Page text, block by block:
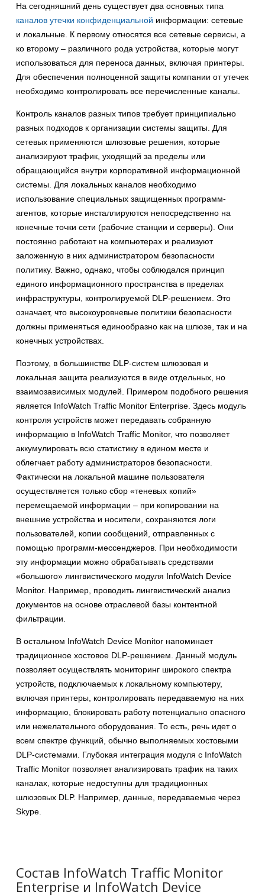
На сегодняшний день существует два основных типа
каналов утечки конфиденциальной информации: сетевые
и локальные. К первому относятся все сетевые сервисы, а
ко второму – различного рода устройства, которые могут
использоваться для переноса данных, включая принтеры.
Для обеспечения полноценной защиты компании от утечек
необходимо контролировать все перечисленные каналы.
Контроль каналов разных типов требует принципиально
разных подходов к организации системы защиты. Для
сетевых применяются шлюзовые решения, которые
анализируют трафик, уходящий за пределы или
обращающийся внутри корпоративной информационной
системы. Для локальных каналов необходимо
использование специальных защищенных программ-
агентов, которые инсталлируются непосредственно на
конечные точки сети (рабочие станции и серверы). Они
постоянно работают на компьютерах и реализуют
заложенную в них администратором безопасности
политику. Важно, однако, чтобы соблюдался принцип
единого информационного пространства в пределах
инфраструктуры, контролируемой DLP-решением. Это
означает, что высокоуровневые политики безопасности
должны применяться единообразно как на шлюзе, так и на
конечных устройствах.
Поэтому, в большинстве DLP-систем шлюзовая и
локальная защита реализуются в виде отдельных, но
взаимозависимых модулей. Примером подобного решения
является InfoWatch Traffic Monitor Enterprise. Здесь модуль
контроля устройств может передавать собранную
информацию в InfoWatch Traffic Monitor, что позволяет
аккумулировать всю статистику в едином месте и
облегчает работу администраторов безопасности.
Фактически на локальной машине пользователя
осуществляется только сбор «теневых копий»
перемещаемой информации – при копировании на
внешние устройства и носители, сохраняются логи
пользователей, копии сообщений, отправленных с
помощью программ-мессенджеров. При необходимости
эту информации можно обрабатывать средствами
«большого» лингвистического модуля InfoWatch Device
Monitor. Например, проводить лингвистический анализ
документов на основе отраслевой базы контентной
фильтрации.
В остальном InfoWatch Device Monitor напоминает
традиционное хостовое DLP-решением. Данный модуль
позволяет осуществлять мониторинг широкого спектра
устройств, подключаемых к локальному компьютеру,
включая принтеры, контролировать передаваемую на них
информацию, блокировать работу потенциально опасного
или нежелательного оборудования. То есть, речь идет о
всем спектре функций, обычно выполняемых хостовыми
DLP-системами. Глубокая интеграция модуля с InfoWatch
Traffic Monitor позволяет анализировать трафик на таких
каналах, которые недоступны для традиционных
шлюзовых DLP. Например, данные, передаваемые через
Skype.
Состав InfoWatch Traffic Monitor
Enterprise и InfoWatch Device